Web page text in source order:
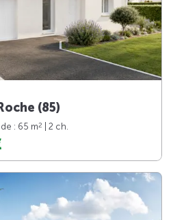
(85)
de : 65 m2
| 2 ch.